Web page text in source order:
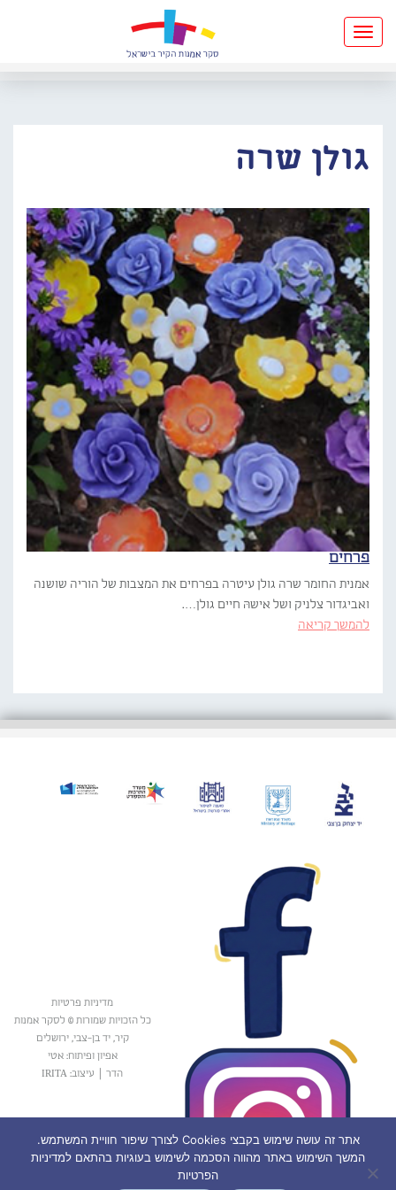
Toggle
navigation
גולן שרה
פרחים
אמנית החומר שרה גולן עיטרה בפרחים את המצבות של הוריה שושנה
ואביגדור צלניק ושל אישהּ חיים גולן….
להמשך קריאה
אתר זה עושה שימוש בקבצי Cookies לצורך שיפור חוויית המשתמש.
המשך השימוש באתר מהווה הסכמה לשימוש בעוגיות בהתאם למדיניות
הפרטיות
מדיניות פרטיות
כל הזכויות שמורות © לסקר אמנות
קיר, יד בן-צבי, ירושלים
אפיון ופיתוח: אטי
הדר
עיצוב: IRITA